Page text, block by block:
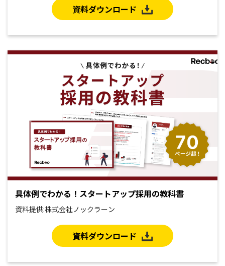
資料ダウンロード
具体例でわかる！スタートアップ採用の教科書
資料提供:株式会社ノックラーン
資料ダウンロード